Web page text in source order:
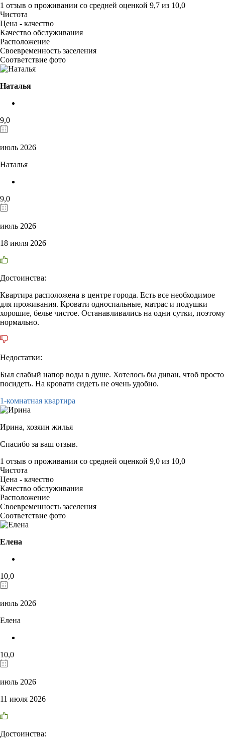
1 отзыв о проживании со средней оценкой 9,7 из 10,0
Чистота
Цена - качество
Качество обслуживания
Расположение
Своевременность заселения
Соответствие фото
Наталья
9,0
июль 2026
Наталья
9,0
июль 2026
18 июля 2026
Достоинства:
Квартира расположена в центре города. Есть все необходимое
для проживания. Кровати односпальные, матрас и подушки
хорошие, белье чистое. Останавливались на одни сутки, поэтому
нормально.
Недостатки:
Был слабый напор воды в душе. Хотелось бы диван, чтоб просто
посидеть. На кровати сидеть не очень удобно.
1-комнатная квартира
Ирина, хозяин жилья
Спасибо за ваш отзыв.
1 отзыв о проживании со средней оценкой 9,0 из 10,0
Чистота
Цена - качество
Качество обслуживания
Расположение
Своевременность заселения
Соответствие фото
Елена
10,0
июль 2026
Елена
10,0
июль 2026
11 июля 2026
Достоинства: